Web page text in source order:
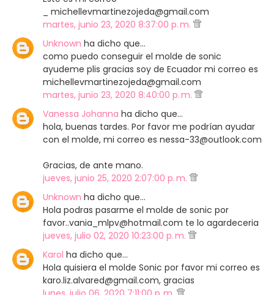
_ michellevmartinezojeda@gmail.com
martes, junio 23, 2020 8:37:00 p. m.
Unknown ha dicho que…
como puedo conseguir el molde de sonic
ayudeme plis gracias soy de Ecuador mi correo es
michellevmartinezojeda@gmail.com
martes, junio 23, 2020 8:40:00 p. m.
Vanessa Johanna ha dicho que…
hola, buenas tardes. Por favor me podrían ayudar
con el molde, mi correo es nessa-33@outlook.com
Gracias, de ante mano.
jueves, junio 25, 2020 2:07:00 p. m.
Unknown ha dicho que…
Hola podras pasarme el molde de sonic por
favor..vania_mlpv@hotmail.com te lo agardeceria
jueves, julio 02, 2020 10:23:00 p. m.
Karol ha dicho que…
Hola quisiera el molde Sonic por favor mi correo es
karo.liz.alvared@gmail.com, gracias